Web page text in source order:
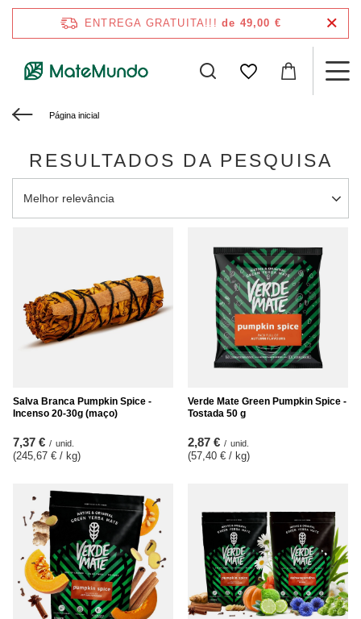
ENTREGA GRATUITA!!! de 49,00 €
Página inicial
RESULTADOS DA PESQUISA
Alterar a ordenação
Melhor relevância
Salva Branca Pumpkin Spice -
Incenso 20-30g (maço)
7,37 € / unid.
(245,67 € / kg)
Verde Mate Green Pumpkin Spice -
Tostada 50 g
2,87 € / unid.
(57,40 € / kg)